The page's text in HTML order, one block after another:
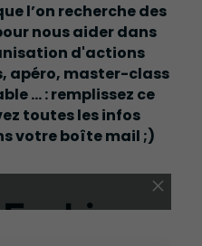
l’on recherche des
nous aider dans
d'actions
apéro, master-class
... : remplissez ce
toutes les infos
votre boîte mail ;)